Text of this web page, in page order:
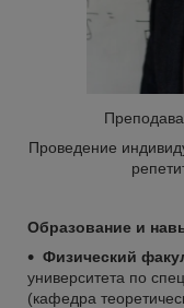
Проведение
Образование и
Физический
университета по
(кафедра